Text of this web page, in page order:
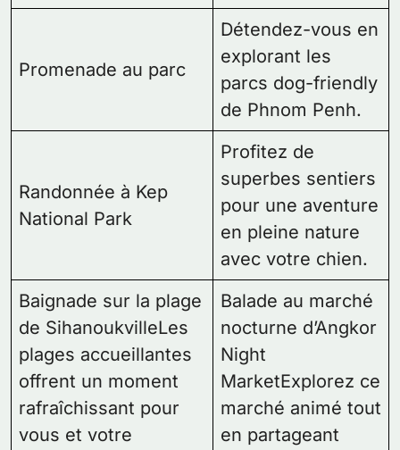
Promenade au parc
Détendez-vous en
explorant les
parcs dog-friendly
de Phnom Penh.
Randonnée à Kep
National Park
Profitez de
superbes sentiers
pour une aventure
en pleine nature
avec votre chien.
Baignade sur la plage
de SihanoukvilleLes
plages accueillantes
offrent un moment
rafraîchissant pour
vous et votre
Balade au marché
nocturne d’Angkor
Night
MarketExplorez ce
marché animé tout
en partageant